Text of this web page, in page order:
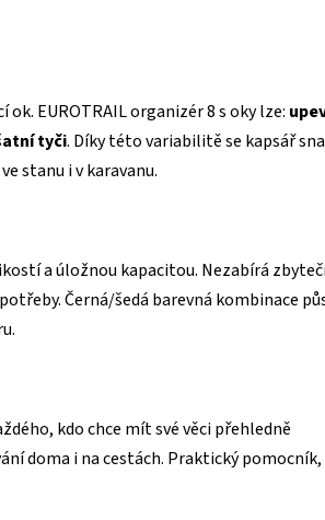
EUROTRAIL organizér 8 s oky lze:
tyči. Díky této variabilitě se kapsář
stanu i v karavanu.
a úložnou kapacitou. Nezabírá
Černá/šedá barevná kombinace
kdo chce mít své věci přehledně
doma i na cestách. Praktický pomocník,